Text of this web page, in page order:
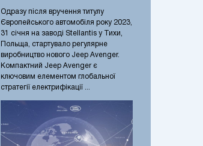
Одразу після вручення титулу
Європейського автомобіля року 2023,
31 січня на заводі Stellantis у Тихи,
Польща, стартувало регулярне
виробництво нового Jeep Avenger.
Компактний Jeep Avenger є
ключовим елементом глобальної
стратегії електрифікації ...